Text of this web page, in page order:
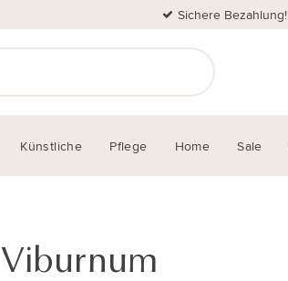
Sichere Bezahlung!
Künstliche Pflege Home Sale
Viburnum